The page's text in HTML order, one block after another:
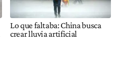
Lo que faltaba: China busca
crear lluvia artificial